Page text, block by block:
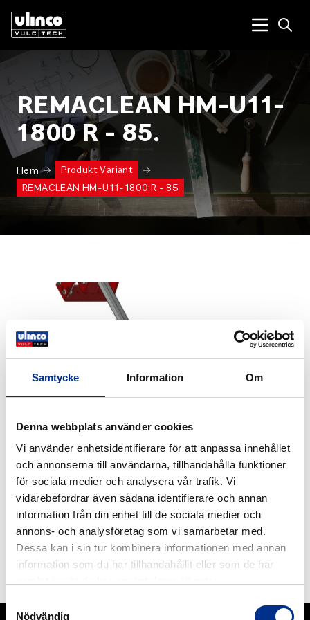
Samtycke Information Om
Denna webbplats använder cookies
Vi använder enhetsidentifierare för att anpassa innehållet
och annonserna till användarna, tillhandahålla funktioner
för sociala medier och analysera vår trafik. Vi
vidarebefordrar även sådana identifierare och annan
information från din enhet till de sociala medier och
annons- och analysföretag som vi samarbetar med.
Dessa kan i sin tur kombinera informationen med annan
information som du har tillhandahållit eller som de har
Samtyckesval
Nödvändig
Menu
REMACLEAN HM-U11-
1800 R - 85.
Hem
Produkt Variant
REMACLEAN HM-U11-1800 R - 85
REMACLEAN HM-U11 R – 85
REMACLEAN HM-U11 R - 85. Belt speeds up to 6.5
m/s Hardness 85 Shore A . REMACLEAN HM-U11 R -
85.